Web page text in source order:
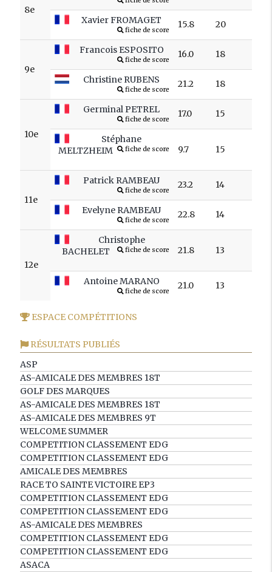
8e
Xavier FROMAGET
fiche de score
15.8 20
9e
Francois ESPOSITO
fiche de score
16.0 18
Christine RUBENS
fiche de score
21.2 18
10e
Germinal PETREL
fiche de score
17.0 15
Stéphane
MELTZHEIM
fiche de score 9.7 15
11e
Patrick RAMBEAU
fiche de score
23.2 14
Evelyne RAMBEAU
fiche de score
22.8 14
12e
Christophe
BACHELET
fiche de score 21.8 13
Antoine MARANO
fiche de score
21.0 13
ESPACE COMPÉTITIONS
RÉSULTATS PUBLIÉS
ASP
AS-AMICALE DES MEMBRES 18T
GOLF DES MARQUES
AS-AMICALE DES MEMBRES 18T
AS-AMICALE DES MEMBRES 9T
WELCOME SUMMER
COMPETITION CLASSEMENT EDG
COMPETITION CLASSEMENT EDG
AMICALE DES MEMBRES
RACE TO SAINTE VICTOIRE EP3
COMPETITION CLASSEMENT EDG
COMPETITION CLASSEMENT EDG
AS-AMICALE DES MEMBRES
COMPETITION CLASSEMENT EDG
COMPETITION CLASSEMENT EDG
ASACA